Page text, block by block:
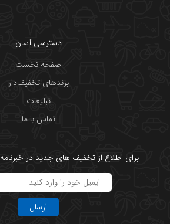
دسترسی آسان
صفحه نخست
برندهای تخفیف‌دار
تبلیغات
تماس با ما
برای اطلاع از تخفیف های جدید در
ارسال